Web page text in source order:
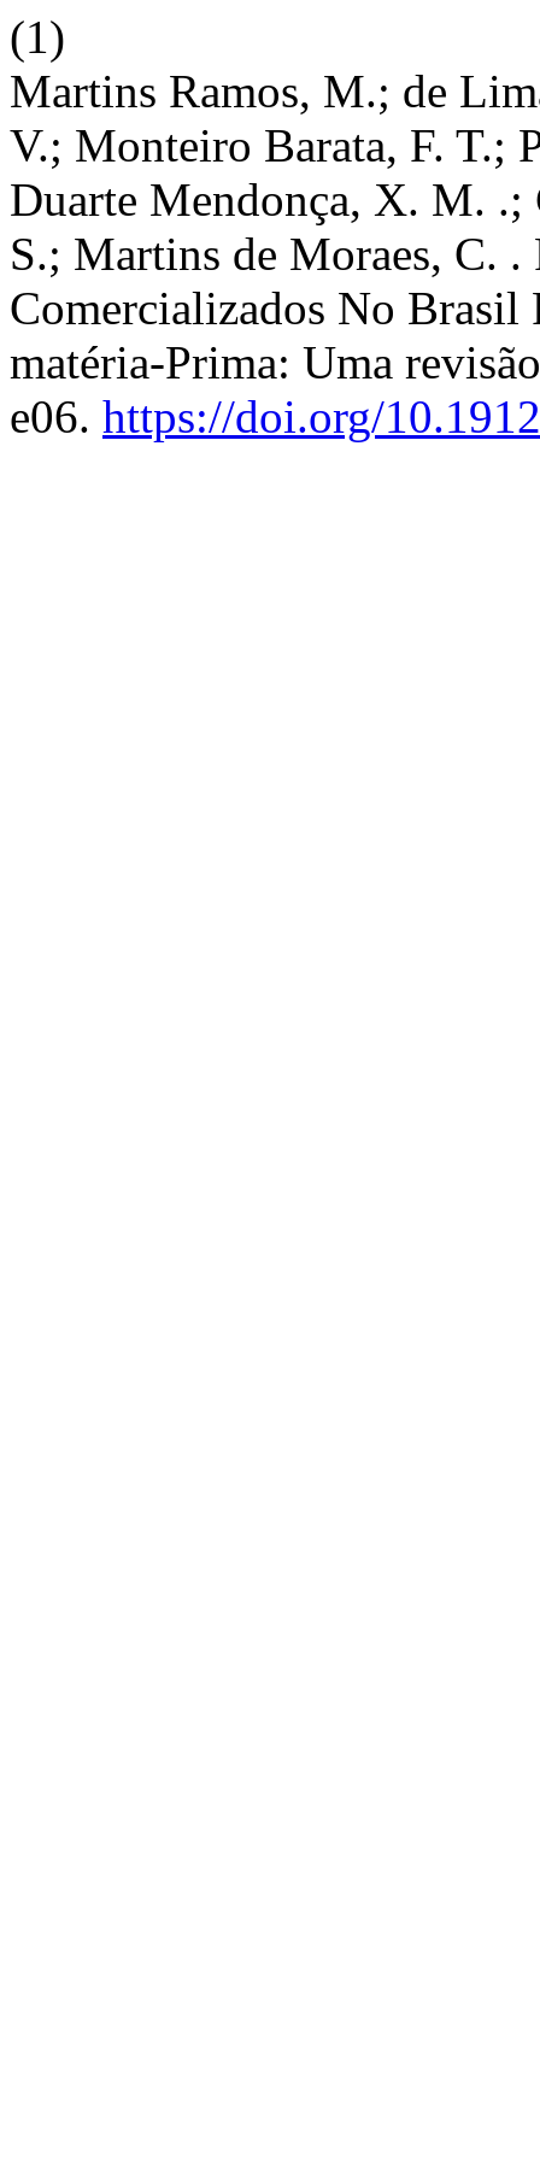
(1)
Martins Ramos, M.; de
V.; Monteiro Barata, F. T.;
Duarte Mendonça, X. M. .;
S.; Martins de Moraes, C. .
Comercializados No Brasil
matéria-Prima: Uma
e06. https://doi.org/